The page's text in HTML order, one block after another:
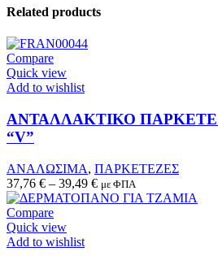
Related products
Compare
Quick view
Add to wishlist
product
has
multiple
The
options
may
be
chosen
on
ΑΝΤΑΛΛΑΚΤΙΚΟ
“V”
ΑΝΑΛΩΣΙΜΑ, ΠΑΡΚΕΤΕΖΕΣ
37,76 € – 39,49 € με ΦΠΑ
Compare
Quick view
Add to wishlist